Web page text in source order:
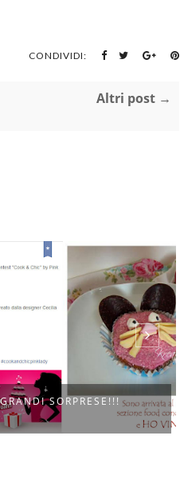
CONDIVIDI:
Altri post →
MUFFIN ALLE MELE PER I
BAMBINI CHE ...